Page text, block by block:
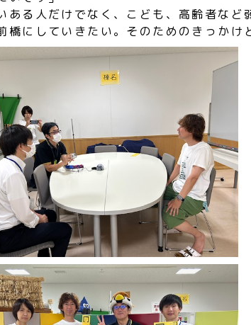
ある人だけでなく、こども、高齢者な
橋にしていきたい。そのためのきっか